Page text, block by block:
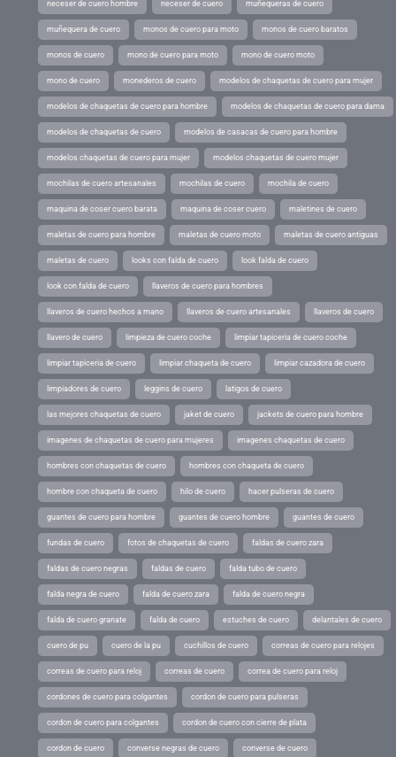
neceser de cuero hombre neceser de cuero muñequeras de cuero
muñequera de cuero monos de cuero para moto monos de cuero baratos
monos de cuero mono de cuero para moto mono de cuero moto
mono de cuero monederos de cuero modelos de chaquetas de cuero para mujer
modelos de chaquetas de cuero para hombre modelos de chaquetas de cuero para dama
modelos de chaquetas de cuero modelos de casacas de cuero para hombre
modelos chaquetas de cuero para mujer modelos chaquetas de cuero mujer
mochilas de cuero artesanales mochilas de cuero mochila de cuero
maquina de coser cuero barata maquina de coser cuero maletines de cuero
maletas de cuero para hombre maletas de cuero moto maletas de cuero antiguas
maletas de cuero looks con falda de cuero look falda de cuero
look con falda de cuero llaveros de cuero para hombres
llaveros de cuero hechos a mano llaveros de cuero artesanales llaveros de cuero
llavero de cuero limpieza de cuero coche limpiar tapiceria de cuero coche
limpiar tapiceria de cuero limpiar chaqueta de cuero limpiar cazadora de cuero
limpiadores de cuero leggins de cuero latigos de cuero
las mejores chaquetas de cuero jaket de cuero jackets de cuero para hombre
imagenes de chaquetas de cuero para mujeres imagenes chaquetas de cuero
hombres con chaquetas de cuero hombres con chaqueta de cuero
hombre con chaqueta de cuero hilo de cuero hacer pulseras de cuero
guantes de cuero para hombre guantes de cuero hombre guantes de cuero
fundas de cuero fotos de chaquetas de cuero faldas de cuero zara
faldas de cuero negras faldas de cuero falda tubo de cuero
falda negra de cuero falda de cuero zara falda de cuero negra
falda de cuero granate falda de cuero estuches de cuero delantales de cuero
cuero de pu cuero de la pu cuchillos de cuero correas de cuero para relojes
correas de cuero para reloj correas de cuero correa de cuero para reloj
cordones de cuero para colgantes cordon de cuero para pulseras
cordon de cuero para colgantes cordon de cuero con cierre de plata
cordon de cuero converse negras de cuero converse de cuero